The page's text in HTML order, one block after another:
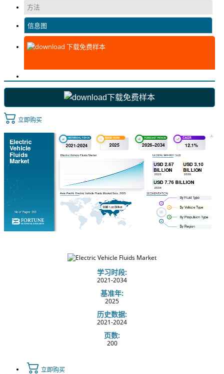
方法
信息图
下载免费样本
下载免费样本
立即购买
学习时段:
2021-2034
基准年:
2025
历史数据:
2021-2024
页数:
200
立即购买